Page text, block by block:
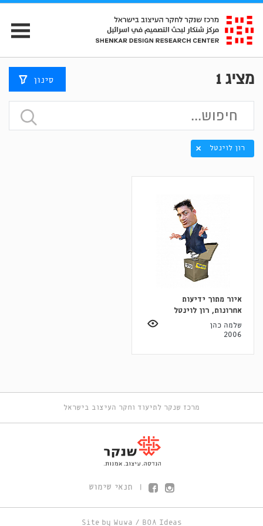
מציג1 סינון
רון לוינטל
איור מתוך ידיעות
אחרונות, רון לוינטל
שלמה כהן
2006
מרכז שנקר לתיעוד וחקר העיצוב בישראל
תנאי שימוש
Site by Wuwa / BOA Ideas